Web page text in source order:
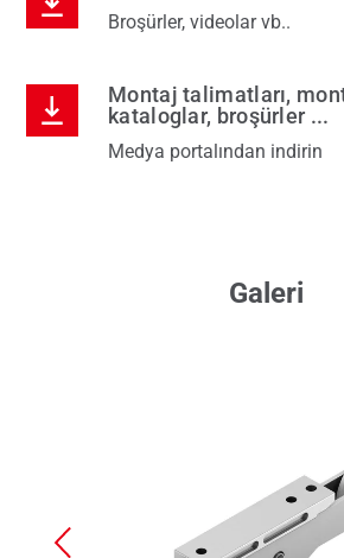
Broşürler, videolar vb..
Montaj talimatları,
kataloglar, broşürler ...
Medya portalından indirin
Galeri